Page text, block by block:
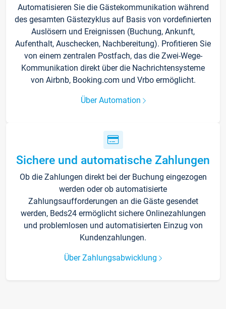
Automatisieren Sie die Gästekommunikation während
des gesamten Gästezyklus auf Basis von vordefinierten
Auslösern und Ereignissen (Buchung, Ankunft,
Aufenthalt, Auschecken, Nachbereitung). Profitieren Sie
von einem zentralen Postfach, das die Zwei-Wege-
Kommunikation direkt über die Nachrichtensysteme
von Airbnb, Booking.com und Vrbo ermöglicht.
Über Automation
Sichere und automatische Zahlungen
Ob die Zahlungen direkt bei der Buchung eingezogen
werden oder ob automatisierte
Zahlungsaufforderungen an die Gäste gesendet
werden, Beds24 ermöglicht sichere Onlinezahlungen
und problemlosen und automatisierten Einzug von
Kundenzahlungen.
Über Zahlungsabwicklung